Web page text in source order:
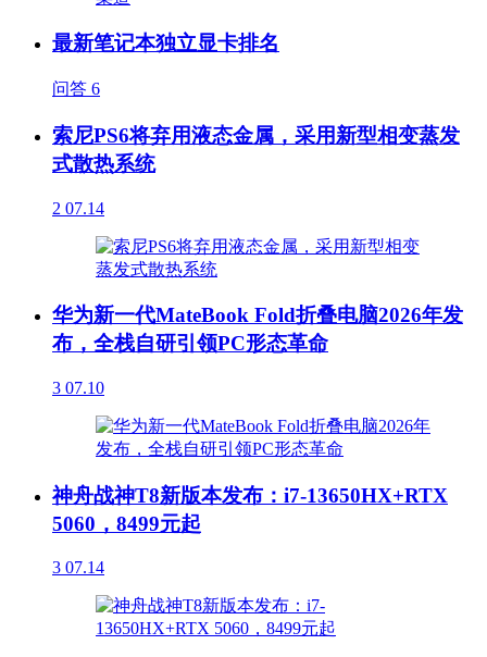
最新笔记本独立显卡排名
问答 6
索尼PS6将弃用液态金属，采用新型相变蒸发
式散热系统
2 07.14
华为新一代MateBook Fold折叠电脑2026年发
布，全栈自研引领PC形态革命
3 07.10
神舟战神T8新版本发布：i7-13650HX+RTX
5060，8499元起
3 07.14